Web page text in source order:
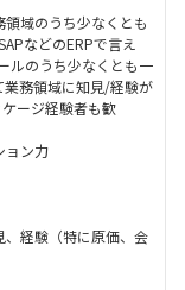
領域のうち少なくとも
などのERPで言え
ルのうち少なくとも一
業務領域に知見/経験が
ージ経験者も歓
ョン力
、経験（特に原価、会